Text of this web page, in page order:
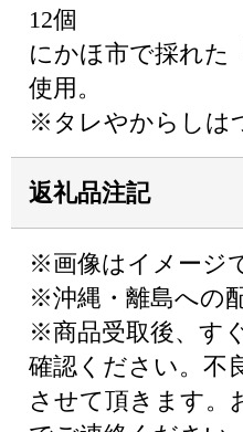
12個
にかほ市で採れた
使用。
※タレやからしは
返礼品注記
※画像はイメージ
※沖縄・離島への
※商品受取後、す
確認ください。不
させて頂きます。